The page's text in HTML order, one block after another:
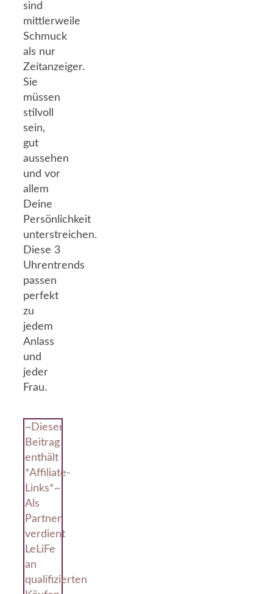
sind
mittlerweile
Schmuck
als nur
Zeitanzeiger.
Sie
müssen
stilvoll
sein,
gut
aussehen
und vor
allem
Deine
Persönlichkeit
unterstreichen.
Diese 3
Uhrentrends
passen
perfekt
zu
jedem
Anlass
und
jeder
Frau.
~Dieser
Beitrag
enthält
*Affiliate-
Links*~
Als
Partner
verdient
LeLiFe
an
qualifizierten